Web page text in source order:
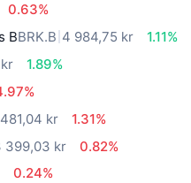
0.63%
BBRK.B 4 984,75 kr
1.11%
1.89%
kr
1.31%
399,03 kr
0.82%
0.24%